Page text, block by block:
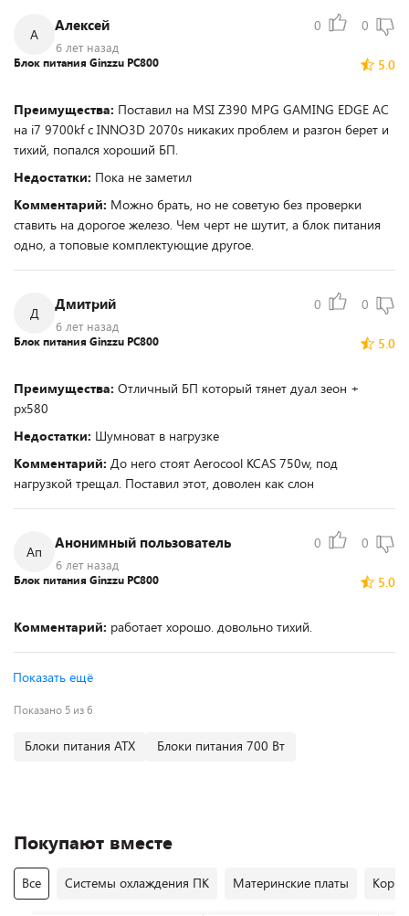
А
Алексей
6 лет назад
0 0
5.0
Блок питания Ginzzu PC800
Преимущества: Поставил на MSI Z390 MPG GAMING EDGE AC
на i7 9700kf c INNO3D 2070s никаких проблем и разгон берет и
тихий, попался хороший БП.
Недостатки: Пока не заметил
Комментарий: Можно брать, но не советую без проверки
ставить на дорогое железо. Чем черт не шутит, а блок питания
одно, а топовые комплектующие другое.
Д
Дмитрий
6 лет назад
0 0
5.0
Блок питания Ginzzu PC800
Преимущества: Отличный БП который тянет дуал зеон +
рх580
Недостатки: Шумноват в нагрузке
Комментарий: До него стоят Aerocool KCAS 750w, под
нагрузкой трещал. Поставил этот, доволен как слон
Ап
Анонимный пользователь
6 лет назад
0 0
5.0
Блок питания Ginzzu PC800
Комментарий: работает хорошо. довольно тихий.
Показать ещё
Показано 5 из 6
Блоки питания ATX Блоки питания 700 Вт
Покупают вместе
Все Системы охлаждения ПК Материнские платы